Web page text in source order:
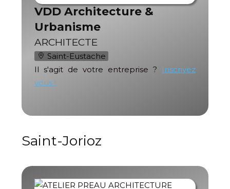
VDD Architecture &
Urbanisme
ARCHITECTE
Saint-Eustache
Il s'agit de votre entreprise ?
Inscrivez
vous !
Saint-Jorioz